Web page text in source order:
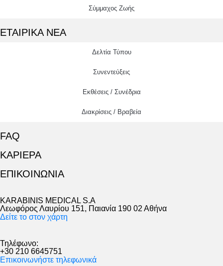
Σύμμαχος Ζωής
ΕΤΑΙΡΙΚΑ ΝΕΑ
Δελτία Τύπου
Συνεντεύξεις
Εκθέσεις / Συνέδρια
Διακρίσεις / Βραβεία
FAQ
ΚΑΡΙΕΡΑ
ΕΠΙΚΟΙΝΩΝΙΑ
KARABINIS MEDICAL S.A
Λεωφόρος Λαυρίου 151, Παιανία 190 02 Αθήνα
Δείτε το στον χάρτη
Τηλέφωνο:
+30 210 6645751
Επικοινωνήστε τηλεφωνικά